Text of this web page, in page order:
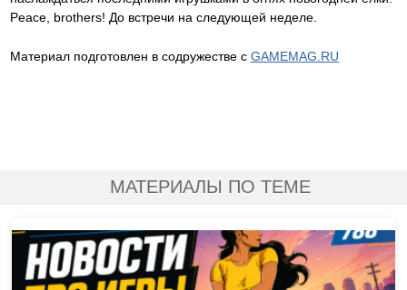
Peace, brothers! До встречи на следующей неделе.
Материал подготовлен в содружестве с GAMEMAG.RU
МАТЕРИАЛЫ ПО ТЕМЕ